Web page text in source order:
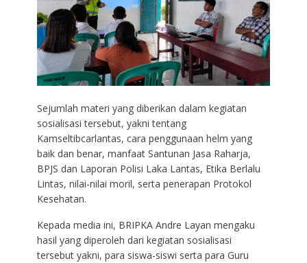
Sejumlah materi yang diberikan dalam kegiatan
sosialisasi tersebut, yakni tentang
Kamseltibcarlantas, cara penggunaan helm yang
baik dan benar, manfaat Santunan Jasa Raharja,
BPJS dan Laporan Polisi Laka Lantas, Etika Berlalu
Lintas, nilai-nilai moril, serta penerapan Protokol
Kesehatan.
Kepada media ini, BRIPKA Andre Layan mengaku
hasil yang diperoleh dari kegiatan sosialisasi
tersebut yakni, para siswa-siswi serta para Guru